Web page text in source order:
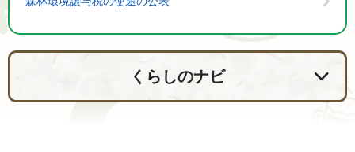
くらしのナビ